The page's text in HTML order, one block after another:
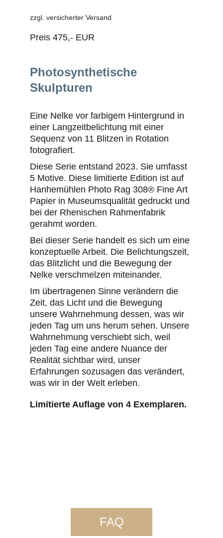
zzgl. versicherter Versand
Preis 475,- EUR
Photosynthetische
Skulpturen
Eine Nelke vor farbigem Hintergrund in
einer Langzeitbelichtung mit einer
Sequenz von 11 Blitzen in Rotation
fotografiert.
Diese Serie entstand 2023. Sie umfasst
5 Motive. Diese limitierte Edition ist auf
Hanhemühlen Photo Rag 308® Fine Art
Papier in Museumsqualität gedruckt und
bei der Rhenischen Rahmenfabrik
gerahmt worden.
Bei dieser Serie handelt es sich um eine
konzeptuelle Arbeit. Die Belichtungszeit,
das Blitzlicht und die Bewegung der
Nelke verschmelzen miteinander.
Im übertragenen Sinne verändern die
Zeit, das Licht und die Bewegung
unsere Wahrnehmung dessen, was wir
jeden Tag um uns herum sehen. Unsere
Wahrnehmung verschiebt sich, weil
jeden Tag eine andere Nuance der
Realität sichtbar wird, unser
Erfahrungen sozusagen das verändert,
was wir in der Welt erleben.
Limitierte Auflage von 4 Exemplaren.
FAQ